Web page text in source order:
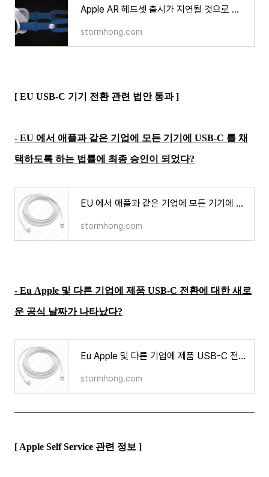
Apple AR 헤드셋 출시가 지연될 것으로 보인다는 정보 및 그 문제는 무엇인가?
stormhong.com
[ EU USB-C 기기 전환 관련 법안 통과 ]
- EU 에서 애플과 같은 기업에 모든 기기에 USB-C 를 채
택하도록 하는 법률에 최종 승인이 되었다?
EU 에서 애플과 같은 기업에 모든 기기에 USB-C 를 채택하도록 하는 법률에 최종 승인이 되었다?
stormhong.com
- Eu Apple 및 다른 기업에 제품 USB-C 전환에 대한 새로
운 공식 날짜가 나타났다?
Eu Apple 및 다른 기업에 제품 USB-C 전환에 대한 새로운 공식 날짜가 나타났다?
stormhong.com
[ Apple Self Service 관련 정보 ]